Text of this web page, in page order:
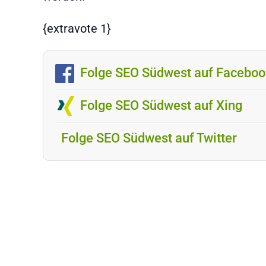
{extravote 1}
Folge SEO Südwest auf
Folge SEO Südwest auf Xing
Folge SEO Südwest auf Twitter